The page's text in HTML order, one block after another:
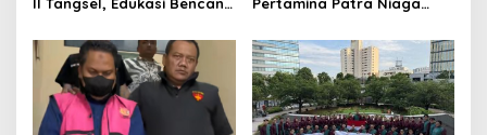
kepada pelajar UPTD SMPN
23
Mitra Binaan dengan
Sentuhan Kemanusiaan dan
Keberlanjutan